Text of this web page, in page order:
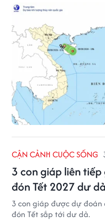
CẬN CẢNH CUỘC SỐNG
3 con giáp liên
đón Tết 2027 dư dả
3 con giáp được dự đoán
đón Tết sắp tới dư dả.